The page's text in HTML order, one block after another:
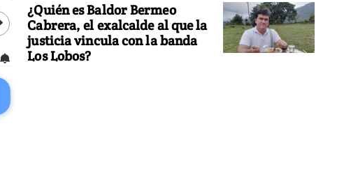
¿Quién es Baldor Bermeo
Cabrera, el exalcalde al que la
justicia vincula con la banda
Los Lobos?